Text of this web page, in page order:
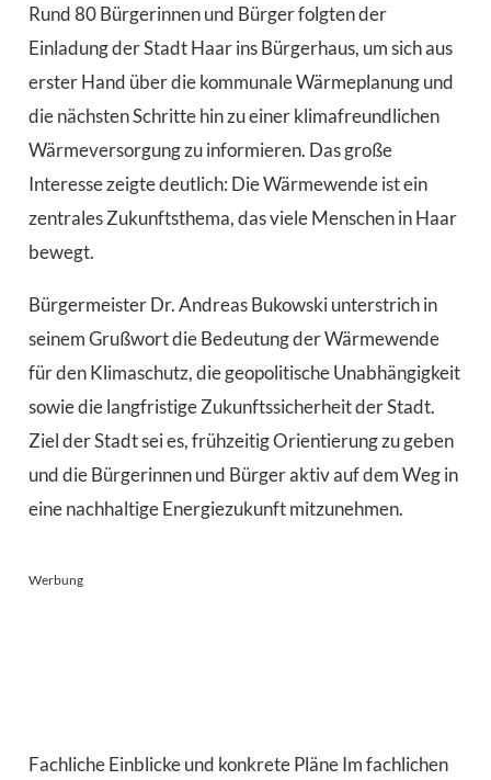
Rund 80 Bürgerinnen und Bürger folgten der
Einladung der Stadt Haar ins Bürgerhaus, um sich aus
erster Hand über die kommunale Wärmeplanung und
die nächsten Schritte hin zu einer klimafreundlichen
Wärmeversorgung zu informieren. Das große
Interesse zeigte deutlich: Die Wärmewende ist ein
zentrales Zukunftsthema, das viele Menschen in Haar
bewegt.
Bürgermeister Dr. Andreas Bukowski unterstrich in
seinem Grußwort die Bedeutung der Wärmewende
für den Klimaschutz, die geopolitische Unabhängigkeit
sowie die langfristige Zukunftssicherheit der Stadt.
Ziel der Stadt sei es, frühzeitig Orientierung zu geben
und die Bürgerinnen und Bürger aktiv auf dem Weg in
eine nachhaltige Energiezukunft mitzunehmen.
Werbung
Fachliche Einblicke und konkrete Pläne Im fachlichen